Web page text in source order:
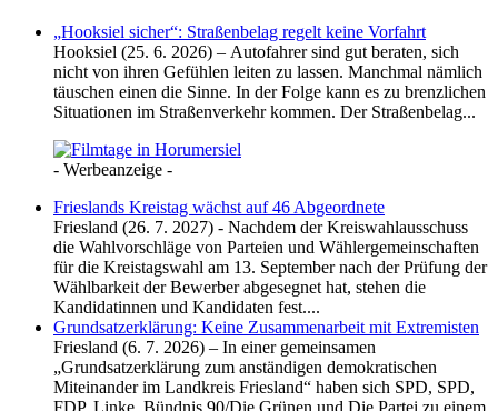
„Hooksiel sicher“: Straßenbelag regelt keine Vorfahrt
Hooksiel (25. 6. 2026) – Autofahrer sind gut beraten, sich
nicht von ihren Gefühlen leiten zu lassen. Manchmal nämlich
täuschen einen die Sinne. In der Folge kann es zu brenzlichen
Situationen im Straßenverkehr kommen. Der Straßenbelag...
- Werbeanzeige -
Frieslands Kreistag wächst auf 46 Abgeordnete
Friesland (26. 7. 2027) - Nachdem der Kreiswahlausschuss
die Wahlvorschläge von Parteien und Wählergemeinschaften
für die Kreistagswahl am 13. September nach der Prüfung der
Wählbarkeit der Bewerber abgesegnet hat, stehen die
Kandidatinnen und Kandidaten fest....
Grundsatzerklärung: Keine Zusammenarbeit mit Extremisten
Friesland (6. 7. 2026) – In einer gemeinsamen
„Grundsatzerklärung zum anständigen demokratischen
Miteinander im Landkreis Friesland“ haben sich SPD, SPD,
FDP, Linke, Bündnis 90/Die Grünen und Die Partei zu einem